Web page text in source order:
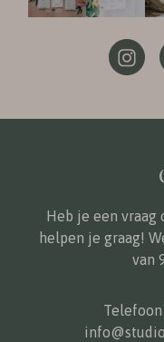
Heb je een
helpen je graag!
van
Telefoon